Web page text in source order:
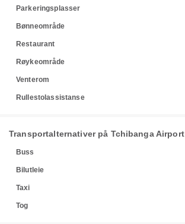
Parkeringsplasser
Bønneområde
Restaurant
Røykeområde
Venterom
Rullestolassistanse
Transportalternativer på Tchibanga Airport
Buss
Bilutleie
Taxi
Tog